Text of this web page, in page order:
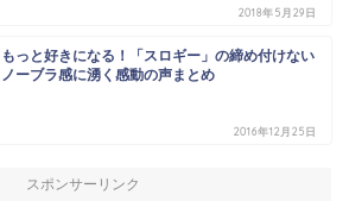
2018年5月29日
もっと好きになる！「スロギー」の締め付けない
ノーブラ感に湧く感動の声まとめ
2016年12月25日
スポンサーリンク